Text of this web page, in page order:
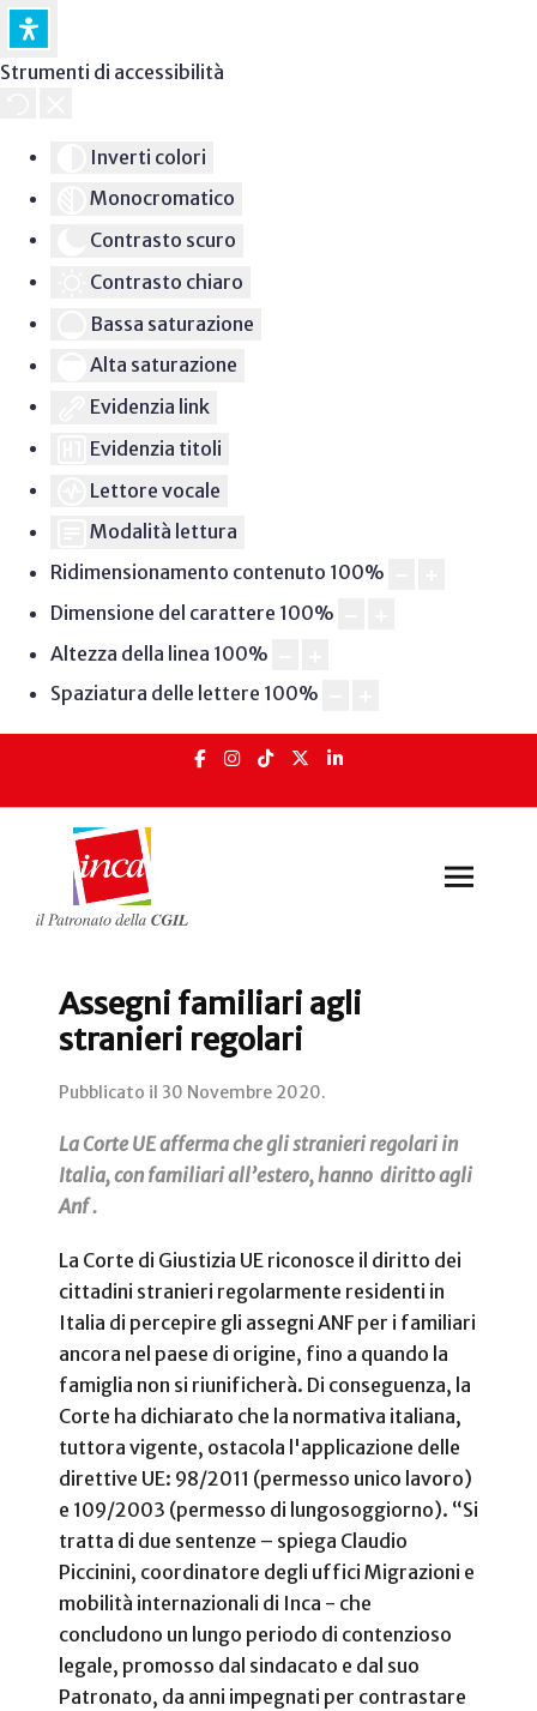
Strumenti di accessibilità
Inverti colori
Monocromatico
Contrasto scuro
Contrasto chiaro
Bassa saturazione
Alta saturazione
Evidenzia link
Evidenzia titoli
Lettore vocale
Modalità lettura
Ridimensionamento contenuto 100%
Dimensione del carattere 100%
Altezza della linea 100%
Spaziatura delle lettere 100%
Assegni familiari agli
stranieri regolari
Pubblicato il 30 Novembre 2020.
La Corte UE afferma che gli stranieri regolari in
Italia, con familiari all’estero, hanno diritto agli
Anf .
La Corte di Giustizia UE riconosce il diritto dei
cittadini stranieri regolarmente residenti in
Italia di percepire gli assegni ANF per i familiari
ancora nel paese di origine, fino a quando la
famiglia non si riunificherà. Di conseguenza, la
Corte ha dichiarato che la normativa italiana,
tuttora vigente, ostacola l'applicazione delle
direttive UE: 98/2011 (permesso unico lavoro)
e 109/2003 (permesso di lungosoggiorno). “Si
tratta di due sentenze – spiega Claudio
Piccinini, coordinatore degli uffici Migrazioni e
mobilità internazionali di Inca - che
concludono un lungo periodo di contenzioso
legale, promosso dal sindacato e dal suo
Patronato, da anni impegnati per contrastare